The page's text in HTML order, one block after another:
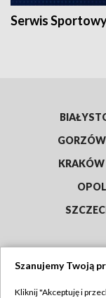
Serwis
KRAKÓW
Szanujemy Twoją
Kliknij "Akceptuję i